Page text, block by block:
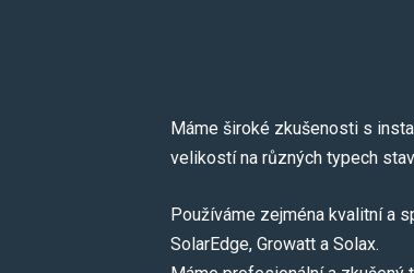
Máme široké zkušenosti s
velikostí na různých typech
Používáme zejména kvalitní a
SolarEdge, Growatt a Solax.